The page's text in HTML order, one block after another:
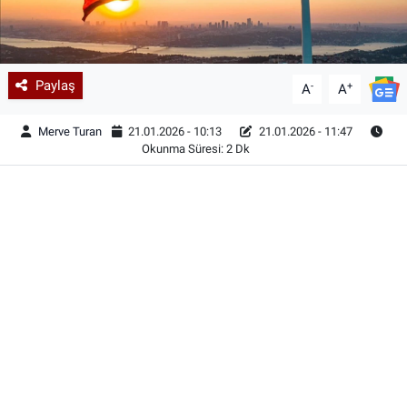
Paylaş A- A+
Merve Turan 21.01.2026 - 10:13
21.01.2026 - 11:47
Okunma Süresi: 2 Dk